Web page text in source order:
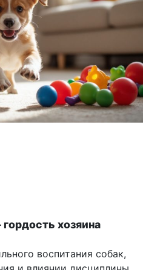
хозяина
воспитания собак,